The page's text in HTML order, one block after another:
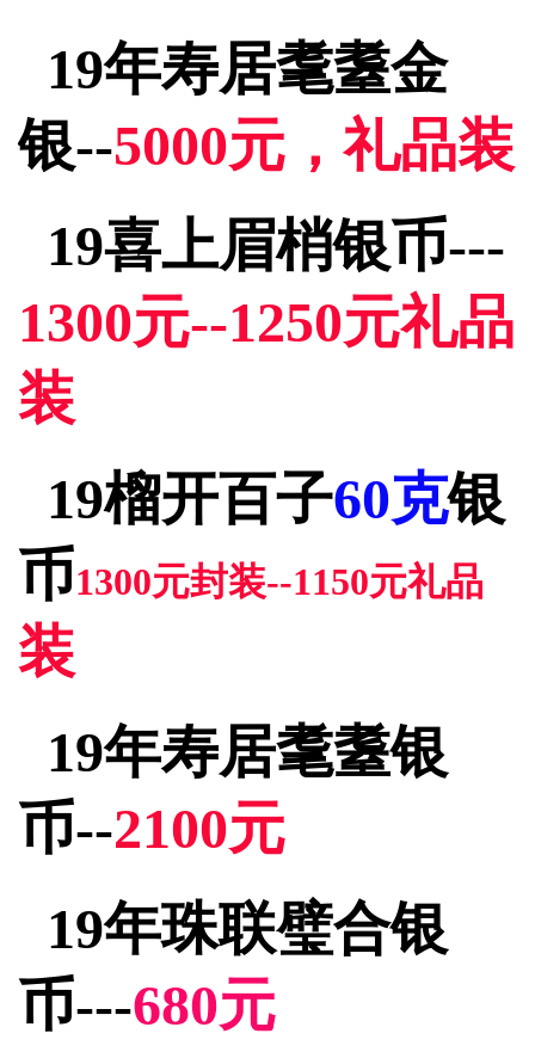
19年寿居耄耋金
银--5000元，礼品装
19喜上眉梢银币---
1300元--1250元礼品
装
19榴开百子60克银
币1300元封装--1150元礼品
装
19年寿居耄耋银
币--2100元
19年珠联璧合银
币---680元